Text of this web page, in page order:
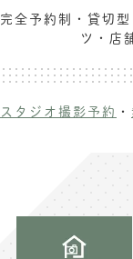
入
完全予約制・貸切
ツ・店
スタジオ撮影予約 ・